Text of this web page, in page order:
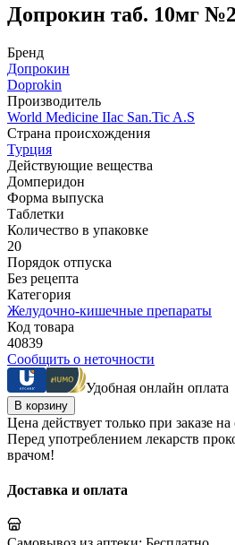
Допрокин таб. 10мг
Бренд
Допрокин
Doprokin
Производитель
World Мedicine IIac San.Tic A.S
Страна происхождения
Турция
Действующие вещества
Домперидон
Форма выпуска
Таблетки
Количество в упаковке
20
Порядок отпуска
Без рецепта
Категория
Желудочно-кишечные препараты
Код товара
40839
Сообщить о неточности
Удобная онлайн оплата
В корзину
Цена действует только при заказе на
Перед употреблением лекарств
врачом!
Доставка и оплата